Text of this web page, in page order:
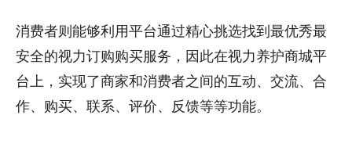
消费者则能够利用平台通过精心挑选找到最优秀最
安全的视力订购购买服务，因此在视力养护商城平
台上，实现了商家和消费者之间的互动、交流、合
作、购买、联系、评价、反馈等等功能。